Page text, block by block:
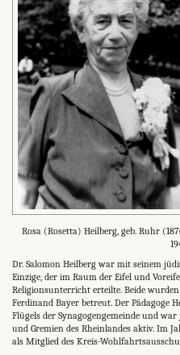
Rosa (Rosetta) Heilberg, geb. Ruhr
Dr. Salomon Heilberg war mit seinem
Einzige, der im Raum der Eifel und
Religionsunterricht erteilte. Beide
Ferdinand Bayer betreut. Der Pädagoge
Flügels der Synagogengemeinde und
und Gremien des Rheinlandes aktiv. Im
als Mitglied des Kreis-